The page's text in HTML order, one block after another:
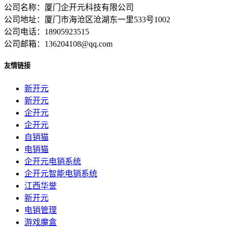
公司名称：厦门企开元科技有限公司
公司地址：厦门市海沧区沧湖东一里533号1002
公司电话：18905923515
公司邮箱：136204108@qq.com
友情链接
新开元
新开元
企开元
企开元
自销猫
电销猫
企开元电销系统
企开元智能电销系统
江西华誉
新开元
电销管理
游戏魔盒